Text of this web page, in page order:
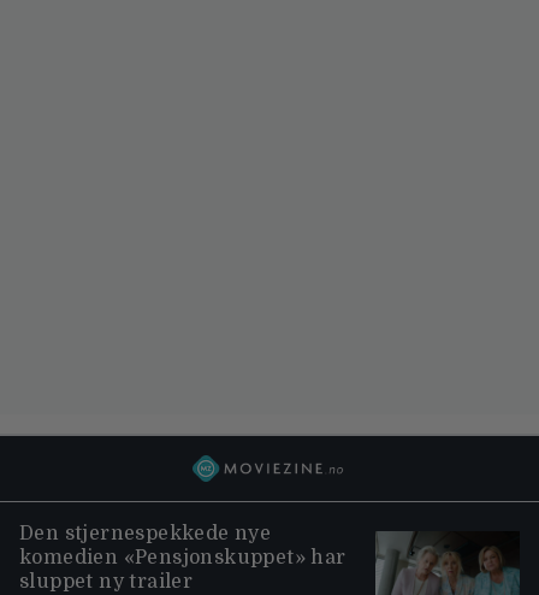
Den stjernespekkede nye
komedien «Pensjonskuppet» har
sluppet ny trailer